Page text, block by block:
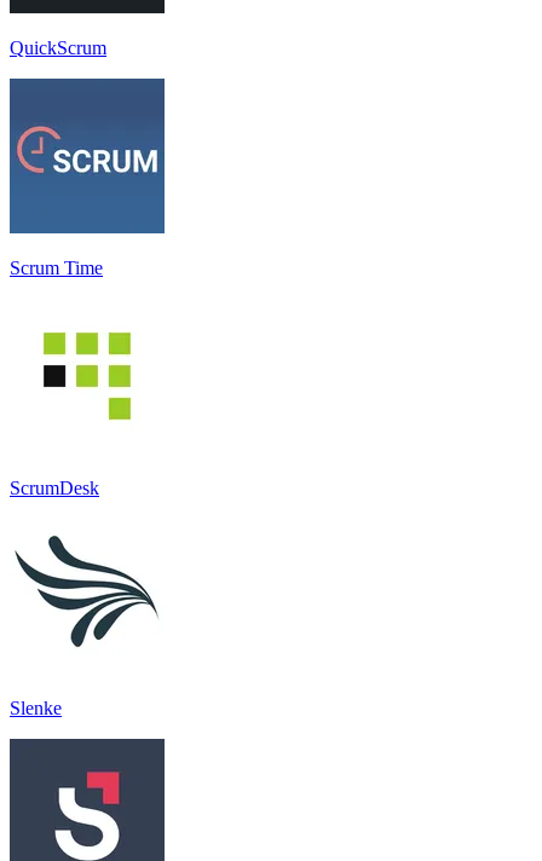
QuickScrum
Scrum Time
ScrumDesk
Slenke